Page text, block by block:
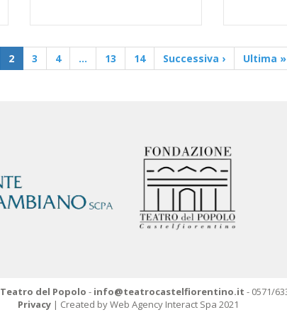
2 3 4 … 13 14 Successiva › Ultima »
Teatro del Popolo - info@teatrocastelfiorentino.it - 0571/
Privacy | Created by Web Agency Interact Spa 2021